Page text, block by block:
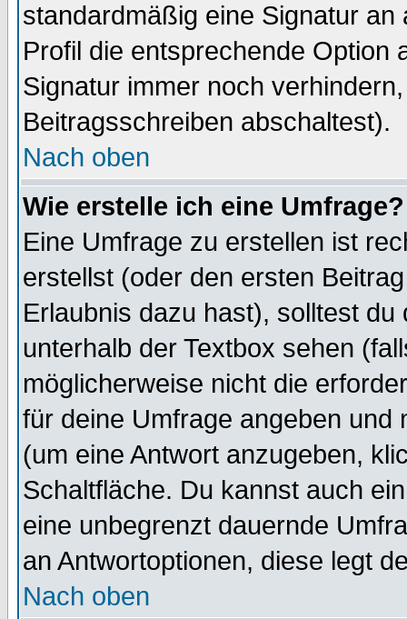
standardmäßig eine Signatur
Profil die entsprechende Option
Signatur immer noch
Beitragsschreiben abschaltest).
Nach oben
Wie erstelle ich eine Umfrage?
Eine Umfrage zu erstellen ist
erstellst (oder den ersten
Erlaubnis dazu hast), solltest
unterhalb der Textbox sehen
möglicherweise nicht die
für deine Umfrage angeben und
(um eine Antwort anzugeben,
Schaltfläche. Du kannst auch
eine unbegrenzt dauernde
an Antwortoptionen, diese legt
Nach oben